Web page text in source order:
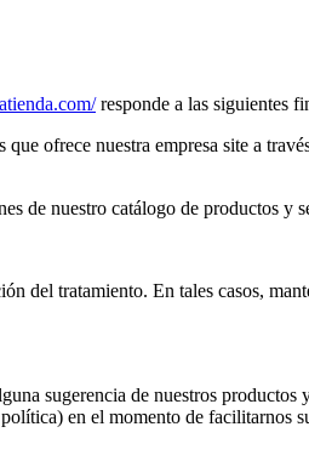
responde a las siguientes
ofrece nuestra empresa site a
de nuestro catálogo de productos y
del tratamiento. En tales casos,
sugerencia de nuestros productos
en el momento de facilitarnos